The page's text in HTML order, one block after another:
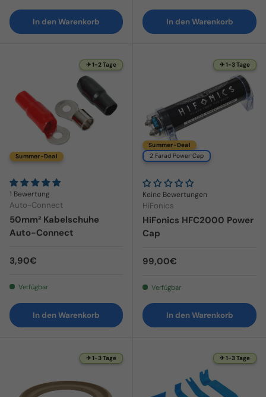
In den Warenkorb In den Warenkorb
✈ 1-2 Tage
Summer-Deal
1 Bewertung
Auto-Connect
50mm² Kabelschuhe
Auto-Connect
Normaler Preis
3,90€
Verfügbar
In den Warenkorb
✈ 1-3 Tage
Summer-Deal
2 Farad Power Cap
Keine Bewertungen
HiFonics
HiFonics HFC2000 Power
Cap
Normaler Preis
99,00€
Verfügbar
In den Warenkorb
✈ 1-3 Tage ✈ 1-3 Tage